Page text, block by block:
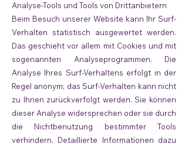
Analyse-Tools und Tools von Drittanbietern
Beim Besuch unserer Website kann Ihr Surf-
Verhalten statistisch ausgewertet werden.
Das geschieht vor allem mit Cookies und mit
sogenannten Analyseprogrammen. Die
Analyse Ihres Surf-Verhaltens erfolgt in der
Regel anonym; das Surf-Verhalten kann nicht
zu Ihnen zurückverfolgt werden. Sie können
dieser Analyse widersprechen oder sie durch
die Nichtbenutzung bestimmter Tools
verhindern. Detaillierte Informationen dazu